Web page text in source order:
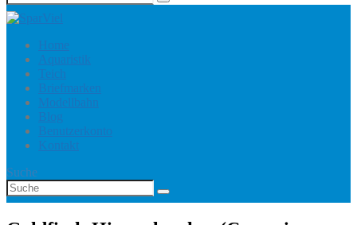
Home
Aquaristik
Teich
Briefmarken
Modellbahn
Blog
Benutzerkonto
Kontakt
Suche